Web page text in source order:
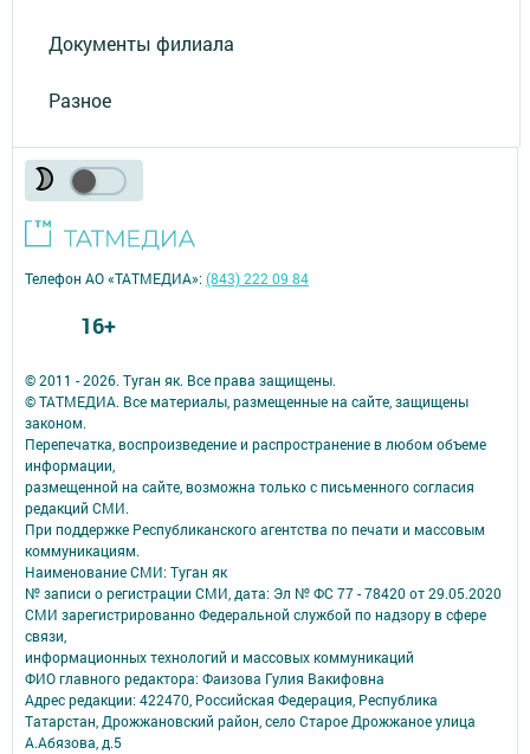
Документы филиала
Разное
© 2011 - 2026. Туган як. Все права защищены.
© ТАТМЕДИА. Все материалы, размещенные на сайте, защищены
законом.
Перепечатка, воспроизведение и распространение в любом объеме
информации,
размещенной на сайте, возможна только с письменного согласия
редакций СМИ.
При поддержке Республиканского агентства по печати и массовым
коммуникациям.
Наименование СМИ: Туган як
№ записи о регистрации СМИ, дата: Эл № ФС 77 - 78420 от 29.05.2020
СМИ зарегистрированно Федеральной службой по надзору в сфере
связи,
информационных технологий и массовых коммуникаций
ФИО главного редактора: Фаизова Гулия Вакифовна
Адрес редакции: 422470, Российская Федерация, Республика
Татарстан, Дрожжановский район, село Старое Дрожжаное улица
А.Абязова, д.5
Телефон АО «ТАТМЕДИА»:(843) 222 09 84
16+